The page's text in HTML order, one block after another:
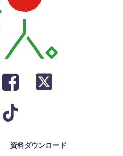
資料ダウンロード